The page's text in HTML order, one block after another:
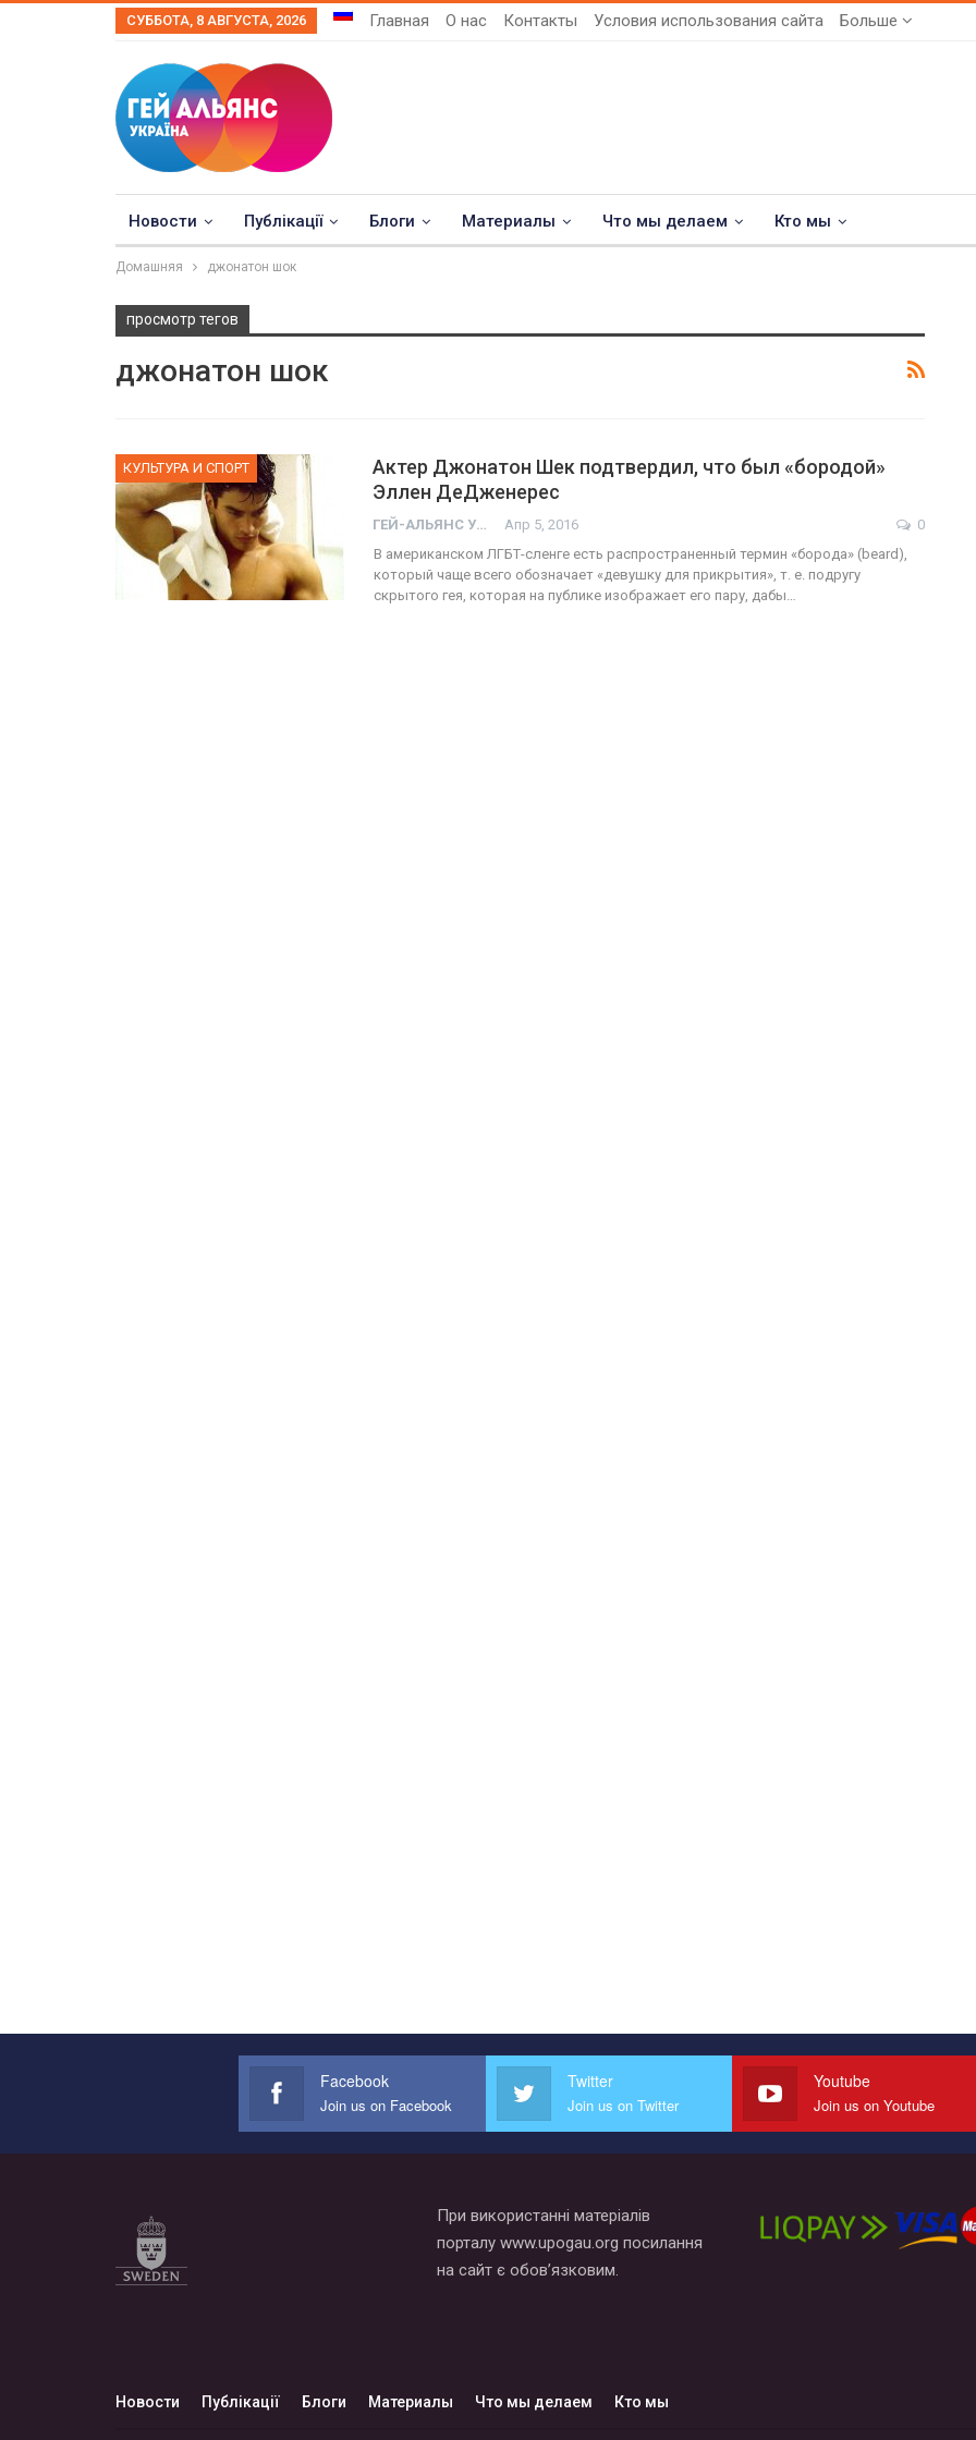
СУББОТА, 8 АВГУСТА, 2026 Главная О нас Контакты Условия использования сайта Больше
Новости Публікації Блоги Материалы Что мы делаем Кто мы
Домашняя джонатон шок
просмотр тегов
джонатон шок
КУЛЬТУРА И СПОРТ
Актер Джонатон Шек подтвердил, что был «бородой»
Эллен ДеДженерес
ГЕЙ-АЛЬЯНС УКРАИНА Апр 5, 2016
0
В американском ЛГБТ-сленге есть распространенный термин «борода» (beard),
который чаще всего обозначает «девушку для прикрытия», т. е. подругу
скрытого гея, которая на публике изображает его пару, дабы…
ФОТО
Прайд в Тель-Авиве собрал 200
ФОТО
В Берлине
легализацию
Facebook
Join us on Facebook
Twitter
Join us on Twitter
Youtube
Join us on Youtube
При використанні матеріалів
порталу www.upogau.org посилання
на сайт є обов’язковим.
Новости Публікації Блоги Материалы Что мы делаем Кто мы